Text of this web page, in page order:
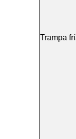
Trampa